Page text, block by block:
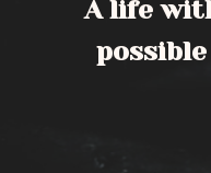
A life